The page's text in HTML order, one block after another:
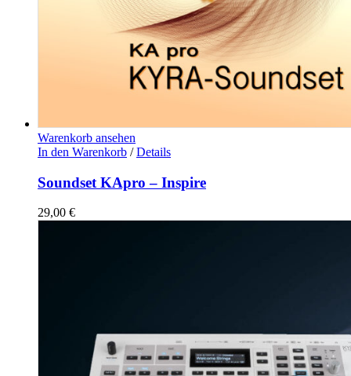
Warenkorb ansehen
In den Warenkorb / Details
Soundset KApro – Inspire
29,00 €